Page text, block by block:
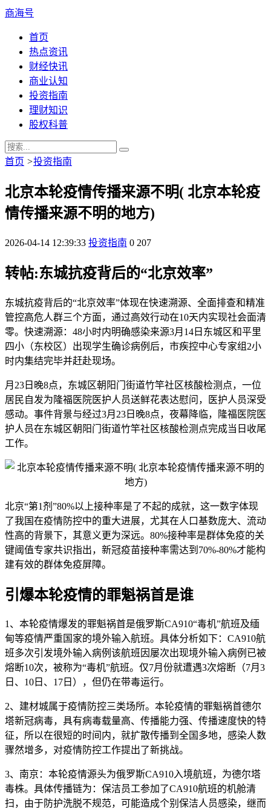
商海号
首页
热点资讯
财经快讯
商业认知
投资指南
理财知识
股权科普
首页 >投资指南
北京本轮疫情传播来源不明( 北京本轮疫
情传播来源不明的地方)
2026-04-14 12:39:33 投资指南 0 207
转帖:东城抗疫背后的“北京效率”
东城抗疫背后的“北京效率”体现在快速溯源、全面排查和精准
管控高危人群三个方面，通过高效行动在10天内实现社会面清
零。快速溯源：48小时内明确感染来源3月14日东城区和平里
四小（东校区）出现学生确诊病例后，市疾控中心专家组2小
时内集结完毕并赶赴现场。
月23日晚8点，东城区朝阳门街道竹竿社区核酸检测点，一位
居民自发为隆福医院医护人员送鲜花表达慰问，医护人员深受
感动。事件背景与经过3月23日晚8点，夜幕降临，隆福医院医
护人员在东城区朝阳门街道竹竿社区核酸检测点完成当日收尾
工作。
北京“第1剂”80%以上接种率是了不起的成就，这一数字体现
了我国在疫情防控中的重大进展，尤其在人口基数庞大、流动
性高的背景下，其意义更为深远。80%接种率是群体免疫的关
键阈值专家共识指出，新冠疫苗接种率需达到70%-80%才能构
建有效的群体免疫屏障。
引爆本轮疫情的罪魁祸首是谁
1、本轮疫情爆发的罪魁祸首是俄罗斯CA910“毒机”航班及缅
甸等疫情严重国家的境外输入航班。具体分析如下：CA910航
班多次引发境外输入病例该航班因屡次出现境外输入病例已被
熔断10次，被称为“毒机”航班。仅7月份就遭遇3次熔断（7月3
日、10日、17日），但仍在带毒运行。
2、建材城属于疫情防控三类场所。本轮疫情的罪魁祸首德尔
塔新冠病毒，具有病毒载量高、传播能力强、传播速度快的特
征，所以在很短的时间内，就扩散传播到全国多地，感染人数
骤然增多，对疫情防控工作提出了新挑战。
3、南京：本轮疫情源头为俄罗斯CA910入境航班，为德尔塔
毒株。具体传播链为：保洁员工参加了CA910航班的机舱清
扫，由于防护洗脱不规范，可能造成个别保洁人员感染，继而